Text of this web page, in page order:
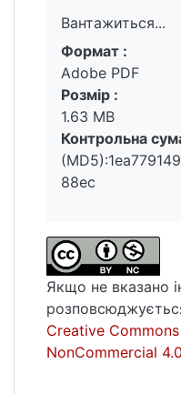
Вантажиться...
Вантажиться...
Формат :
Adobe PDF
Розмір :
1.63 MB
Контрольна
88ec
Якщо не вказано
Creative
NonCommercial